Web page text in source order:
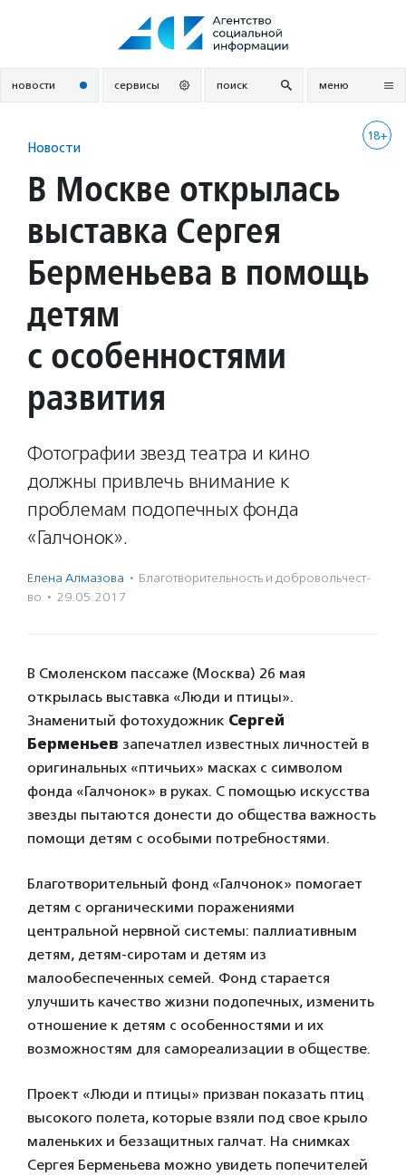
новости сервисы поиск меню
18+
Новости
В Москве открылась
выставка Сергея
Берменьева в помощь
детям
с особенностями
развития
Фотографии звезд театра и кино
должны привлечь внимание к
проблемам подопечных фонда
«Галчонок».
Елена Алмазова · Благотвори­тель­ность и доброволь­чест­
во · 29.05.2017
В Смоленском пассаже (Москва) 26 мая
открылась выставка «Люди и птицы».
Знаменитый фотохудожник Сергей
Берменьев запечатлел известных личностей в
оригинальных «птичьих» масках с символом
фонда «Галчонок» в руках. С помощью искусства
звезды пытаются донести до общества важность
помощи детям с особыми потребностями.
Благотворительный фонд «Галчонок» помогает
детям с органическими поражениями
центральной нервной системы: паллиативным
детям, детям-сиротам и детям из
малообеспеченных семей. Фонд старается
улучшить качество жизни подопечных, изменить
отношение к детям с особенностями и их
возможностям для самореализации в обществе.
Проект «Люди и птицы» призван показать птиц
высокого полета, которые взяли под свое крыло
маленьких и беззащитных галчат. На снимках
Сергея Берменьева можно увидеть попечителей